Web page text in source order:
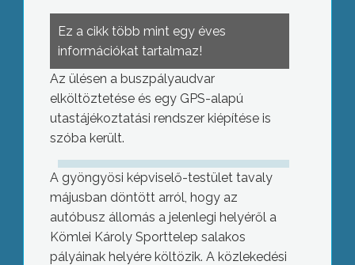
Ez a cikk több mint egy éves
információkat tartalmaz!
Az ülésen a buszpályaudvar
elköltöztetése és egy GPS-alapú
utastájékoztatási rendszer kiépítése is
szóba került.
A gyöngyösi képviselő-testület tavaly
májusban döntött arról, hogy az
autóbusz állomás a jelenlegi helyéről a
Kömlei Károly Sporttelep salakos
pályáinak helyére költözik. A közlekedési